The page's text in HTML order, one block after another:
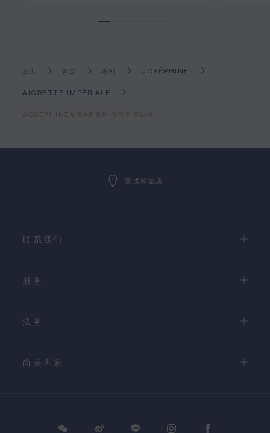
主页 珠宝 系列 JOSÉPHINE
AIGRETTE IMPÉRIALE
JOSÉPHINE加冕•爱系列 鹭羽冠冕钻戒
查找精品店
联系我们
服务
法务
尚美世家